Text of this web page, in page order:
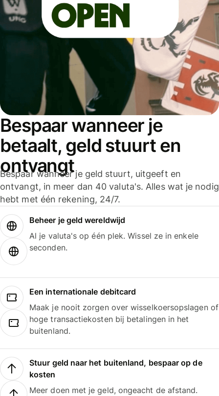
Bespaar wanneer je
betaalt, geld stuurt en
ontvangt
Bespaar wanneer je geld stuurt, uitgeeft en
ontvangt, in meer dan 40 valuta's. Alles wat je nodig
hebt met één rekening, 24/7.
Beheer je geld wereldwijd
Al je valuta's op één plek. Wissel ze in enkele
seconden.
Een internationale debitcard
Maak je nooit zorgen over wisselkoersopslagen of
hoge transactiekosten bij betalingen in het
buitenland.
Stuur geld naar het buitenland, bespaar op de
kosten
Meer doen met je geld, ongeacht de afstand.